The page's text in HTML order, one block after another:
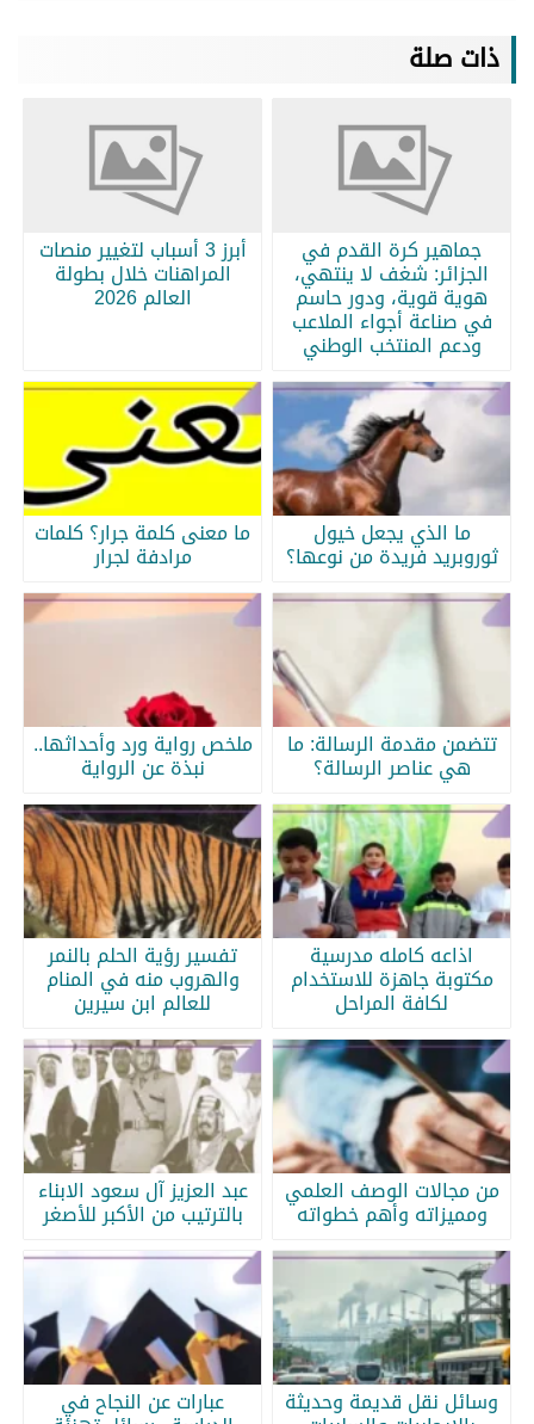
ذات صلة
جماهير كرة القدم في
الجزائر: شغف لا ينتهي،
هوية قوية، ودور حاسم
في صناعة أجواء الملاعب
ودعم المنتخب الوطني
أبرز 3 أسباب لتغيير منصات
المراهنات خلال بطولة
العالم 2026
ما الذي يجعل خيول
ثوروبريد فريدة من نوعها؟
ما معنى كلمة جرار؟ كلمات
مرادفة لجرار
تتضمن مقدمة الرسالة: ما
هي عناصر الرسالة؟
ملخص رواية ورد وأحداثها..
نبذة عن الرواية
اذاعه كامله مدرسية
مكتوبة جاهزة للاستخدام
لكافة المراحل
تفسير رؤية الحلم بالنمر
والهروب منه في المنام
للعالم ابن سيرين
من مجالات الوصف العلمي
ومميزاته وأهم خطواته
عبد العزيز آل سعود الابناء
بالترتيب من الأكبر للأصغر
وسائل نقل قديمة وحديثة عبارات عن النجاح في